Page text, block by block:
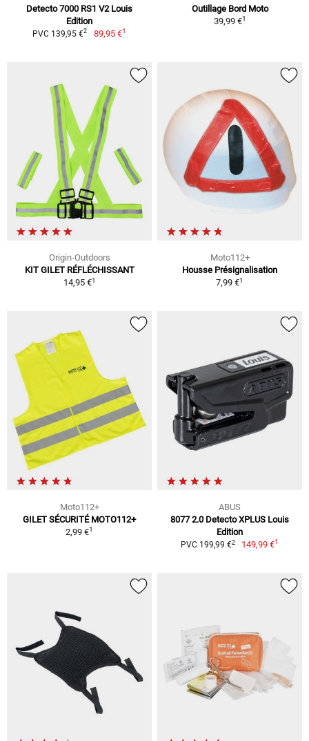
Detecto 7000 RS1 V2 Louis
Edition
PVC 139,95 €2 89,95 €1
Outillage Bord Moto
39,99 €1
Origin-Outdoors
KIT GILET RÉFLÉCHISSANT
14,95 €1
Moto112+
Housse Présignalisation
7,99 €1
Moto112+
GILET SÉCURITÉ MOTO112+
2,99 €1
ABUS
8077 2.0 Detecto XPLUS Louis
Edition
PVC 199,99 €2 149,99 €1